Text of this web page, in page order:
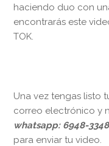
haciendo duo con
encontrarás este
TOK.
Una vez tengas listo
correo electrónico y
whatsapp: 6948-
para enviar tu video.